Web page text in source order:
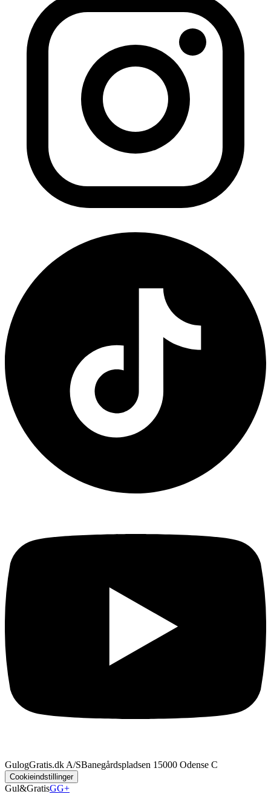
GulogGratis.dk A/SBanegårdspladsen 1 5000 Odense C
Cookieindstillinger
Gul&GratisGG+